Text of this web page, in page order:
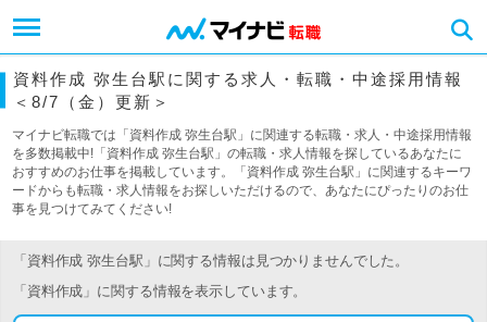
資料作成 弥生台駅に関する求人・転職・中途採用情報
＜8/7（金）更新＞
マイナビ転職では「資料作成 弥生台駅」に関連する転職・求人・中途採用情報
を多数掲載中!「資料作成 弥生台駅」の転職・求人情報を探しているあなたに
おすすめのお仕事を掲載しています。「資料作成 弥生台駅」に関連するキーワ
ードからも転職・求人情報をお探しいただけるので、あなたにぴったりのお仕
事を見つけてみてください!
「資料作成 弥生台駅」に関する情報は見つかりませんでした。
「資料作成」に関する情報を表示しています。